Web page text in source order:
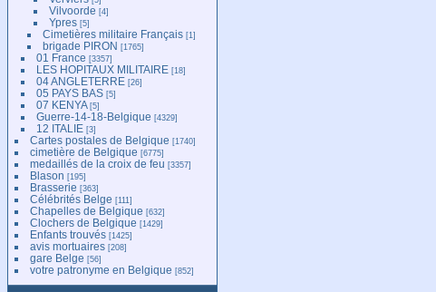
Vilvoorde [4]
Ypres [5]
Cimetières militaire Français [1]
brigade PIRON [1765]
01 France [3357]
LES HOPITAUX MILITAIRE [18]
04 ANGLETERRE [26]
05 PAYS BAS [5]
07 KENYA [5]
Guerre-14-18-Belgique [4329]
12 ITALIE [3]
Cartes postales de Belgique [1740]
cimetière de Belgique [6775]
medaillés de la croix de feu [3357]
Blason [195]
Brasserie [363]
Célébrités Belge [111]
Chapelles de Belgique [632]
Clochers de Belgique [1429]
Enfants trouvés [1425]
avis mortuaires [208]
gare Belge [56]
votre patronyme en Belgique [852]